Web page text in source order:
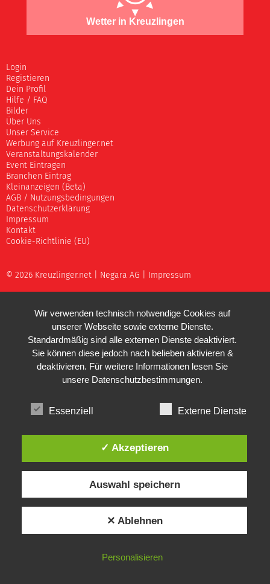
Wetter in Kreuzlingen
Login
Registieren
Dein Profil
Hilfe / FAQ
Bilder
Über Uns
Unser Service
Werbung auf Kreuzlinger.net
Veranstaltungskalender
Event Eintragen
Branchen Eintrag
Kleinanzeigen (Beta)
AGB / Nutzungsbedingungen
Datenschutzerklärung
Impressum
Kontakt
Cookie-Richtlinie (EU)
© 2026 Kreuzlinger.net | Negara AG Impressum
Wir verwenden technisch notwendige Cookies auf
unserer Webseite sowie externe Dienste.
Standardmäßig sind alle externen Dienste deaktiviert.
Sie können diese jedoch nach belieben aktivieren &
deaktivieren. Für weitere Informationen lesen Sie
unsere Datenschutzbestimmungen.
Essenziell Externe Dienste
✓ Akzeptieren
Auswahl speichern
✕ Ablehnen
Personalisieren